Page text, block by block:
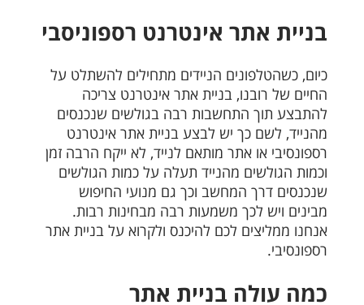
בניית אתר אינטרנט רספוניסבי
כיום, כשהטלפונים הניידים מתחילים להשתלט על
החיים של רובנו, בניית אתר אינטרנט צריכה
להתבצע תוך התחשבות רבה בגולשים שנכנסים
מהנייד, לשם כך יש לבצע בניית אתר אינטרנט
רספונסיבי או אתר מותאם לנייד, לא ייקח הרבה זמן
וכמות הגולשים מהנייד תעלה על כמות הגולשים
שנכנסים דרך המחשב וכך גם מנועי החיפוש
מבינים ויש לכך משמעות רבה מבחינות רבות.
אנחנו ממליצים לכם להיכנס ולקרוא על בניית אתר
רספונסיבי.
כמה עולה בניית אתר